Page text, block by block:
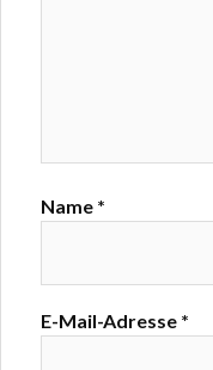
Name *
E-Mail-Adresse *